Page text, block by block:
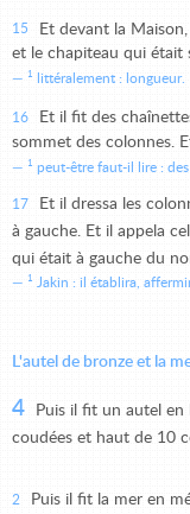
15 Et devant la
et le chapiteau qui était
1 littéralement : longueur.
16 Et il fit des
sommet des colonnes.
1 peut-être faut-il lire :
17
Et il dressa les
à gauche. Et il appela
qui était à gauche du
1 Jakin : il établira,
L'autel de bronze et la
4
Puis il fit un autel en
coudées et haut de 10
2
Puis il fit la mer en